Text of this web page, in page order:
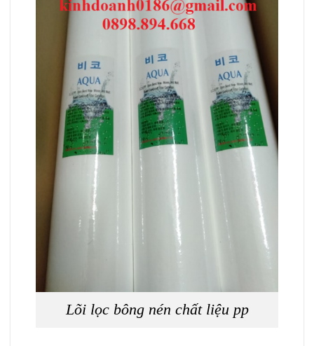
Lõi lọc bông nén chất liệu pp